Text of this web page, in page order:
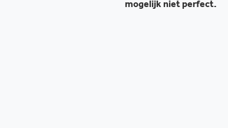
mogelijk niet perfect.